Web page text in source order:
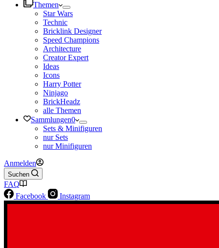
Themen
Star Wars
Technic
Bricklink Designer
Speed Champions
Architecture
Creator Expert
Ideas
Icons
Harry Potter
Ninjago
BrickHeadz
alle Themen
Sammlungen0
Sets & Minifiguren
nur Sets
nur Minifiguren
Anmelden
Suchen
FAQ
Facebook
Instagram